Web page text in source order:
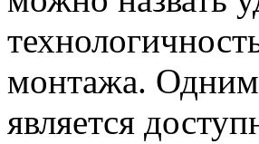
монтажа. Одним
является